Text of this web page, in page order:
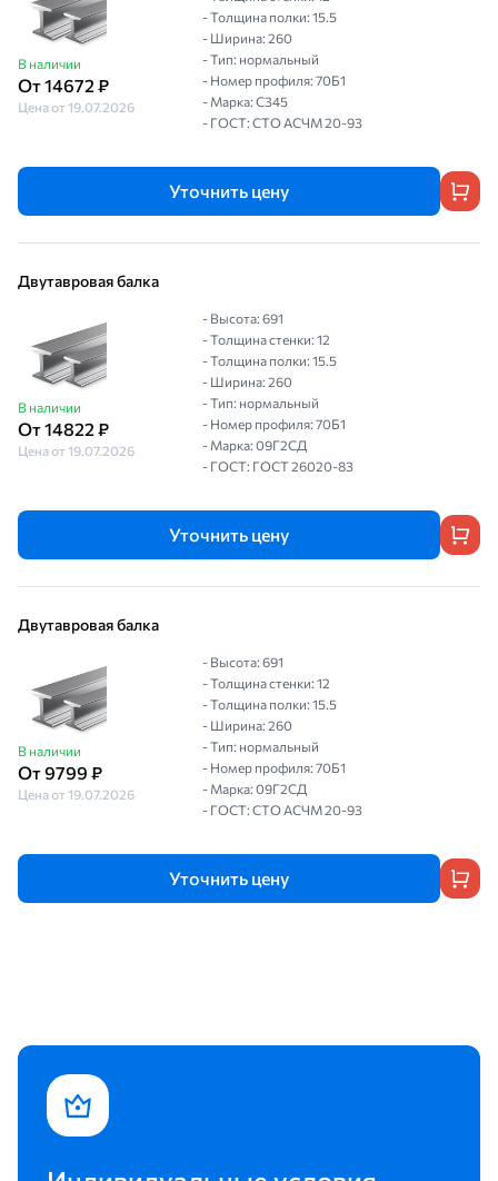
В наличии
От 14672 ₽
Цена от 19.07.2026
- Толщина полки: 15.5
- Ширина: 260
- Тип: нормальный
- Номер профиля: 70Б1
- Марка: С345
- ГОСТ: СТО АСЧМ 20-93
Уточнить цену
Двутавровая балка
В наличии
От 14822 ₽
Цена от 19.07.2026
- Высота: 691
- Толщина стенки: 12
- Толщина полки: 15.5
- Ширина: 260
- Тип: нормальный
- Номер профиля: 70Б1
- Марка: 09Г2СД
- ГОСТ: ГОСТ 26020-83
Уточнить цену
Двутавровая балка
В наличии
От 9799 ₽
Цена от 19.07.2026
- Высота: 691
- Толщина стенки: 12
- Толщина полки: 15.5
- Ширина: 260
- Тип: нормальный
- Номер профиля: 70Б1
- Марка: 09Г2СД
- ГОСТ: СТО АСЧМ 20-93
Уточнить цену